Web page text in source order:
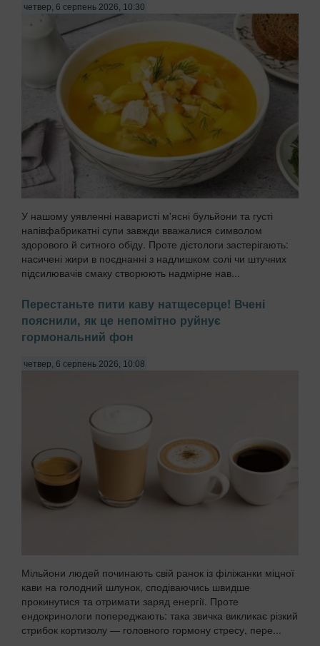
четвер, 6 серпень 2026, 10:30
У нашому уявленні наваристі м'ясні бульйони та густі
напівфабрикатні супи завжди вважалися символом
здорового й ситного обіду. Проте дієтологи застерігають:
насичені жири в поєднанні з надлишком солі чи штучних
підсилювачів смаку створюють надмірне нав...
Перестаньте пити каву натщесерце! Вчені
пояснили, як це непомітно руйнує
гормональний фон
четвер, 6 серпень 2026, 10:08
Мільйони людей починають свій ранок із філіжанки міцної
кави на голодний шлунок, сподіваючись швидше
прокинутися та отримати заряд енергії. Проте
ендокринологи попереджають: така звичка викликає різкий
стрибок кортизолу — головного гормону стресу, пере...